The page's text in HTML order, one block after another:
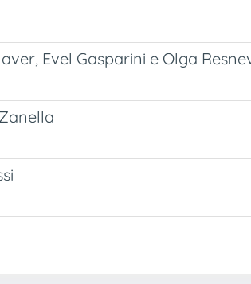
Evel Gasparini e Olga